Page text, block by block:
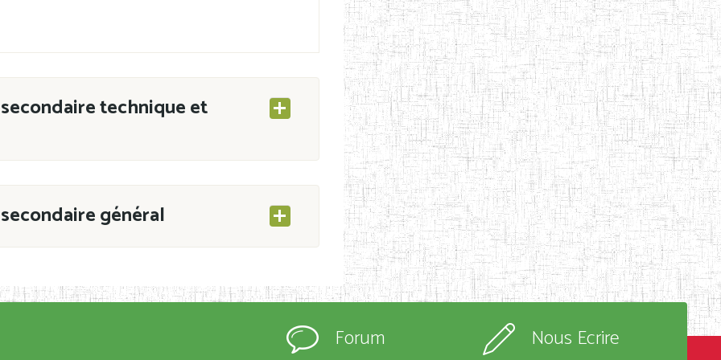
technique et
général
CAB du 21 mars 2011 portant ouverture
immatriculés et inscrits au
Forum Nous Ecrire